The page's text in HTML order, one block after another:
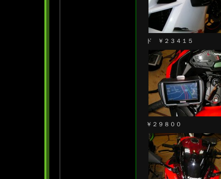
ド ￥２３４１５
￥２９８００